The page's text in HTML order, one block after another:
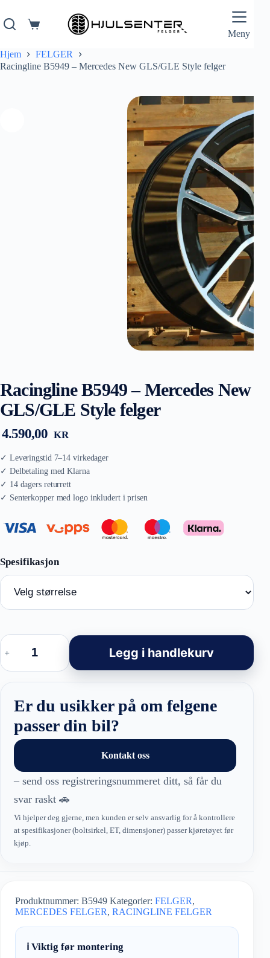
innholdetHandlekurv Meny
Hjem
FELGER
Racingline B5949 – Mercedes New GLS/GLE Style felger
Racingline B5949 – Mercedes New
GLS/GLE Style felger
4.590,00 KR
Racingline
Mercedes
Style
felger
Legg i handlekurv
Er du usikker på om felgene
passer din bil?
Kontakt oss
– send oss registreringsnummeret ditt, så får du
svar raskt 🚗
Vi hjelper deg gjerne, men kunden er selv ansvarlig for å kontrollere
at spesifikasjoner (boltsirkel, ET, dimensjoner) passer kjøretøyet før
kjøp.
Produktnummer: B5949 Kategorier: FELGER,
MERCEDES FELGER, RACINGLINE FELGER
ℹ️ Viktig før montering